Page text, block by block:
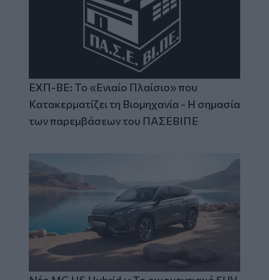
ΕΧΠ-ΒΕ: Το «Ενιαίο Πλαίσιο» που
Κατακερματίζει τη Βιομηχανία - Η σημασία
των παρεμβάσεων του ΠΑΣΕΒΙΠΕ